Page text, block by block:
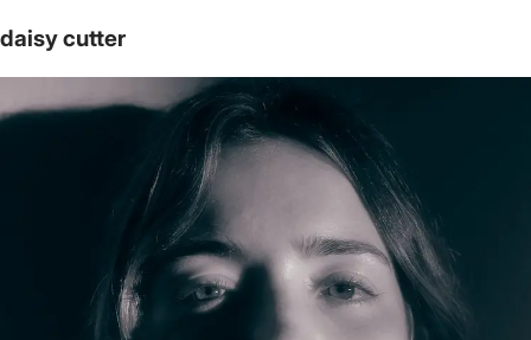
daisy cutter